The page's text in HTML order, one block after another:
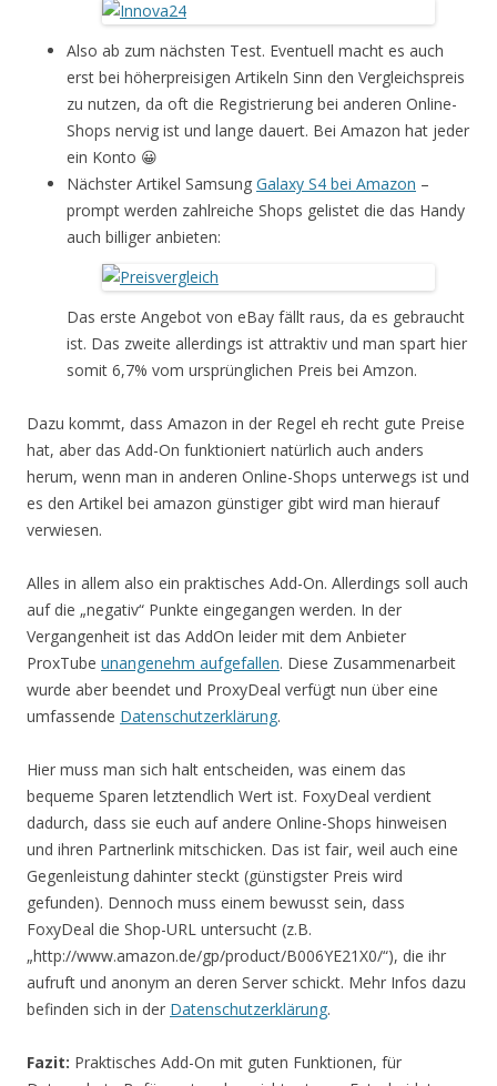
Also ab zum nächsten Test. Eventuell macht es auch
erst bei höherpreisigen Artikeln Sinn den Vergleichspreis
zu nutzen, da oft die Registrierung bei anderen Online-
Shops nervig ist und lange dauert. Bei Amazon hat jeder
ein Konto 😀
Nächster Artikel Samsung Galaxy S4 bei Amazon –
prompt werden zahlreiche Shops gelistet die das Handy
auch billiger anbieten:
Das erste Angebot von eBay fällt raus, da es gebraucht
ist. Das zweite allerdings ist attraktiv und man spart hier
somit 6,7% vom ursprünglichen Preis bei Amzon.
Dazu kommt, dass Amazon in der Regel eh recht gute Preise
hat, aber das Add-On funktioniert natürlich auch anders
herum, wenn man in anderen Online-Shops unterwegs ist und
es den Artikel bei amazon günstiger gibt wird man hierauf
verwiesen.
Alles in allem also ein praktisches Add-On. Allerdings soll auch
auf die „negativ“ Punkte eingegangen werden. In der
Vergangenheit ist das AddOn leider mit dem Anbieter
ProxTube unangenehm aufgefallen. Diese Zusammenarbeit
wurde aber beendet und ProxyDeal verfügt nun über eine
umfassende Datenschutzerklärung.
Hier muss man sich halt entscheiden, was einem das
bequeme Sparen letztendlich Wert ist. FoxyDeal verdient
dadurch, dass sie euch auf andere Online-Shops hinweisen
und ihren Partnerlink mitschicken. Das ist fair, weil auch eine
Gegenleistung dahinter steckt (günstigster Preis wird
gefunden). Dennoch muss einem bewusst sein, dass
FoxyDeal die Shop-URL untersucht (z.B.
„http://www.amazon.de/gp/product/B006YE21X0/“), die ihr
aufruft und anonym an deren Server schickt. Mehr Infos dazu
befinden sich in der Datenschutzerklärung.
Fazit: Praktisches Add-On mit guten Funktionen, für